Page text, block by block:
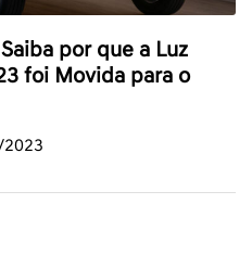
por que a Luz
foi Movida para o